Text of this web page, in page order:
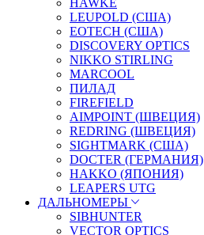
HAWKE
LEUPOLD (США)
EOTECH (США)
DISCOVERY OPTICS
NIKKO STIRLING
MARCOOL
ПИЛАД
FIREFIELD
AIMPOINT (ШВЕЦИЯ)
REDRING (ШВЕЦИЯ)
SIGHTMARK (США)
DOCTER (ГЕРМАНИЯ)
HAKKO (ЯПОНИЯ)
LEAPERS UTG
ДАЛЬНОМЕРЫ
SIBHUNTER
VECTOR OPTICS